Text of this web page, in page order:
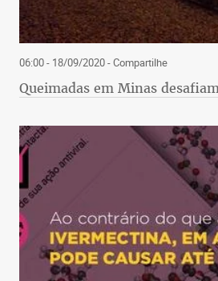
06:00 - 18/09/2020- Compartilhe
Queimadas em Minas